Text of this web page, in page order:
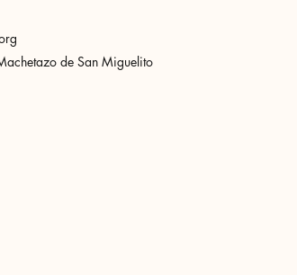
de San Miguelito